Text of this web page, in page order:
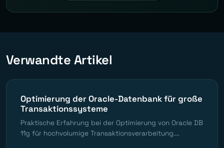
Verwandte Artikel
Optimierung der Oracle-Datenbank für große
Transaktionssysteme
Praktische Erfahrung bei der Optimierung von Oracle DB
11g für hochvolumige Transaktionsverarbeitung....